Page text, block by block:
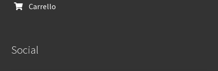
Carrello
Social